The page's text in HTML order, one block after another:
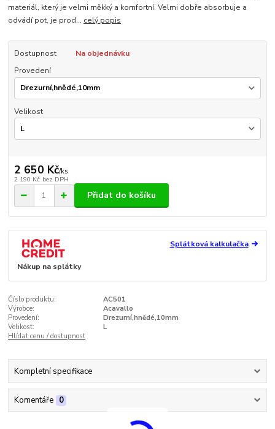
materiál, který je velmi měkký a komfortní. Velmi dobře absorbuje a
odvádí pot, je prod... celý popis
Dostupnost
Na objednávku
Provedení
Velikost
2 650 Kč/ks
2 190 Kč bez DPH
Přidat do košíku
Splátková kalkulačka
Nákup na splátky
Číslo produktu:
AC501
Výrobce:
Acavallo
Provedení:
Drezurní,hnědé,10mm
Velikost:
L
Hlídat cenu / dostupnost
Kompletní specifikace
Komentáře 0